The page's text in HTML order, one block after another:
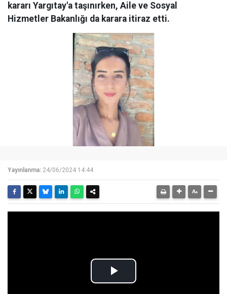
kararı Yargıtay'a taşınırken, Aile ve Sosyal
Hizmetler Bakanlığı da karara itiraz etti.
Yayınlanma: 24/06/2024 14:44